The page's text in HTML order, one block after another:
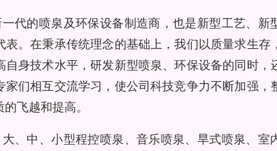
代的喷泉及环保设备制造商，也是新型工艺、新
表。在秉承传统理念的基础上，我们以质量求生存
自身技术水平，研发新型喷泉、环保设备的同时，
家们相互交流学习，使公司科技竞争力不断加强，
飞越和提高。
、中、小型程控喷泉、音乐喷泉、旱式喷泉、室